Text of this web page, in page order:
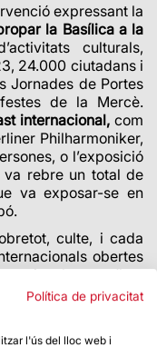
expressant la
la Basílica a la
culturals,
24.000 ciutadans i
Jornades de Portes
de la Mercè.
internacional, com
Philharmoniker,
o l’exposició
va rebre un total de
va exposar-se en
culte, i cada
obertes
que s’han
51.696 persones, i
del Santíssim de
Política de privacitat
l'ús del lloc web i